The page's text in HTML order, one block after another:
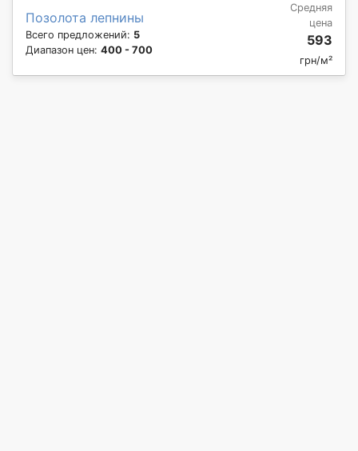
Позолота лепнины
Всего предложений: 5
Диапазон цен: 400 - 700
Средняя
цена
593
грн/м²